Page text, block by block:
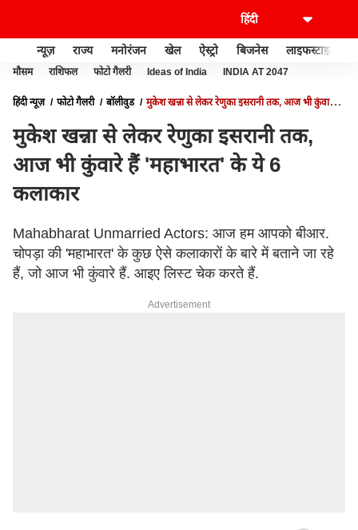
न्यूज़ राज्य मनोरंजन खेल ऐस्ट्रो बिजनेस लाइफस्टाइल
मौसम राशिफल फोटो गैलरी Ideas of India INDIA AT 2047
हिंदी न्यूज़ फोटो गैलरी बॉलीवुड
मुकेश खन्ना से लेकर रेणुका इसरानी तक, आज भी कुंवारे हैं
मुकेश खन्ना से लेकर रेणुका इसरानी तक,
आज भी कुंवारे हैं 'महाभारत' के ये 6
कलाकार
Mahabharat Unmarried Actors: आज हम आपको बीआर.
चोपड़ा की 'महाभारत' के कुछ ऐसे कलाकारों के बारे में बताने जा रहे
हैं, जो आज भी कुंवारे हैं. आइए लिस्ट चेक करते हैं.
Advertisement